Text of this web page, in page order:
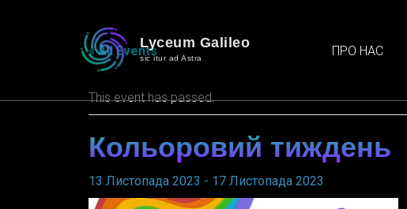
Lyceum Galileo
sic itur ad Astra ПРО НАС
« All Events
This event has passed.
Кольоровий тиждень
13 Листопада 2023 - 17 Листопада 2023